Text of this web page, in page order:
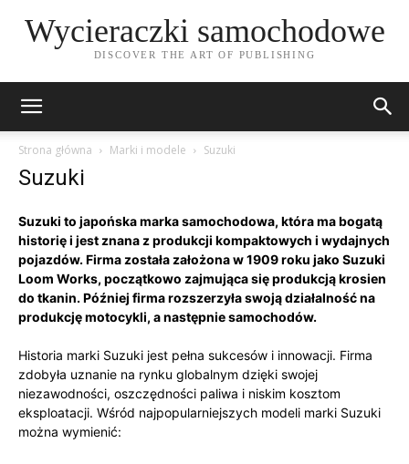
Wycieraczki samochodowe
DISCOVER THE ART OF PUBLISHING
Strona główna Marki i modele Suzuki
Suzuki
Suzuki to japońska marka samochodowa, która ma bogatą
historię i jest znana z produkcji kompaktowych i wydajnych
pojazdów. Firma została założona w 1909 roku jako Suzuki
Loom Works, początkowo zajmująca się produkcją krosien
do tkanin. Później firma rozszerzyła swoją działalność na
produkcję motocykli, a następnie samochodów.
Historia marki Suzuki jest pełna sukcesów i innowacji. Firma
zdobyła uznanie na rynku globalnym dzięki swojej
niezawodności, oszczędności paliwa i niskim kosztom
eksploatacji. Wśród najpopularniejszych modeli marki Suzuki
można wymienić: